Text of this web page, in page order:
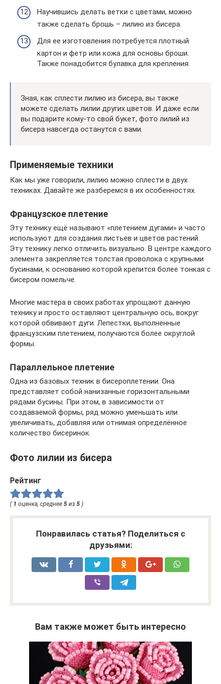
Научившись делать ветки с цветами, можно
также сделать брошь – лилию из бисера.
Для ее изготовления потребуется плотный
картон и фетр или кожа для основы броши.
Также понадобится булавка для крепления.
Зная, как сплести лилию из бисера, вы также
можете сделать лилии других цветов. И даже если
вы подарите кому-то свой букет, фото лилий из
бисера навсегда останутся с вами.
Применяемые техники
Как мы уже говорили, лилию можно сплести в двух
техниках. Давайте же разберемся в их особенностях.
Французское плетение
Эту технику ещё называют «плетением дугами» и часто
используют для создания листьев и цветов растений.
Эту технику легко отличить визуально. В центре каждого
элемента закрепляется толстая проволока с крупными
бусинами, к основанию которой крепится более тонкая с
бисером помельче.
Многие мастера в своих работах упрощают данную
технику и просто оставляют центральную ось, вокруг
которой обвивают дуги. Лепестки, выполненные
французским плетением, получаются более округлой
формы.
Параллельное плетение
Одна из базовых техник в бисероплетении. Она
представляет собой нанизанные горизонтальными
рядами бусины. При этом, в зависимости от
создаваемой формы, ряд можно уменьшать или
увеличивать, добавляя или отнимая определённое
количество бисеринок.
Фото лилии из бисера
Рейтинг
( 1 оценка, среднее 5 из 5 )
Понравилась статья? Поделиться с
друзьями:
Вам также может быть интересно